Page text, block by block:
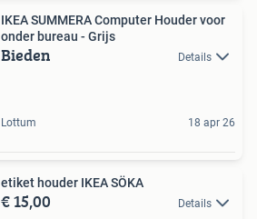
IKEA SUMMERA Computer Houder voor
onder bureau - Grijs
Bieden Details
Lottum 18 apr 26
etiket houder IKEA SÖKA
€ 15,00 Details